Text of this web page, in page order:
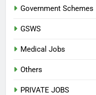
Government Schemes
GSWS
Medical Jobs
Others
PRIVATE JOBS